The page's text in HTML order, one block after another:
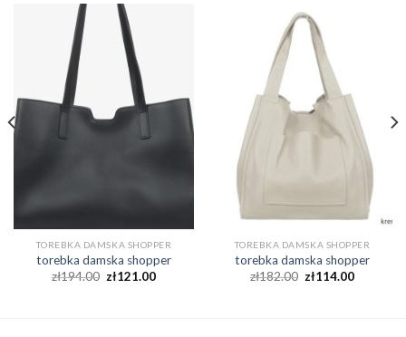
TOREBKA DAMSKA SHOPPER
torebka damska shopper
zł194.00 zł121.00
TOREBKA DAMSKA SHOPPER
torebka damska shopper
zł182.00 zł114.00